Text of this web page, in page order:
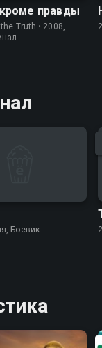
правды
Truth • 2008,
Боевик